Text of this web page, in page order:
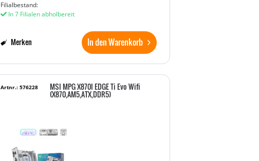
Filialbestand:
In 7 Filialen abholbereit
In den Warenkorb
Merken
MSI MPG X870I EDGE Ti Evo Wifi
(X870,AM5,ATX,DDR5)
Artnr.: 576228